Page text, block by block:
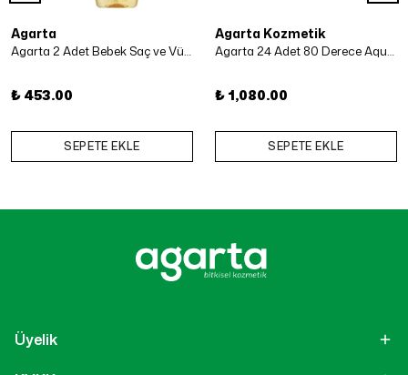
Agarta
Agarta 2 Adet Bebek Saç ve Vücut Şampuanı 500 Ml x 2 Adet
₺ 453.00
SEPETE EKLE
Agarta Kozmetik
Agarta 24 Adet 80 Derece Aqua Kolonya 50 ml
₺ 1,080.00
SEPETE EKLE
Üyelik